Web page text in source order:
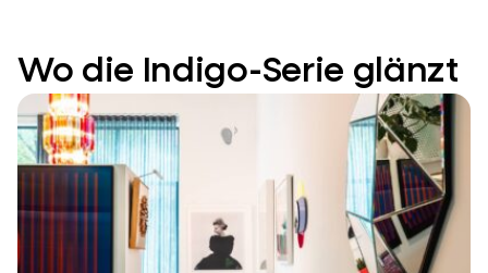
Wo die Indigo-Serie glänzt